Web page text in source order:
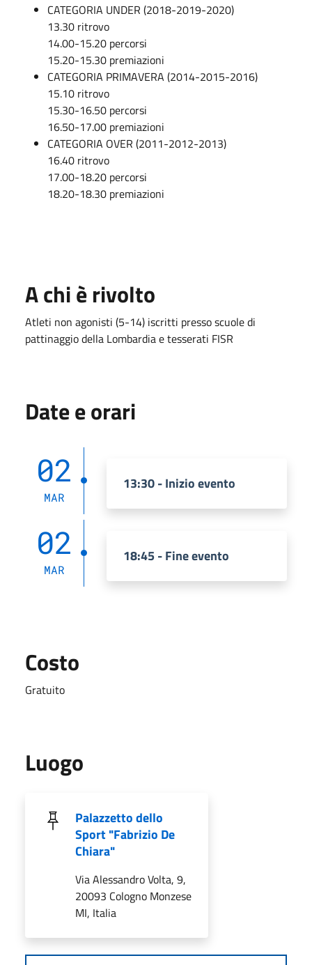
CATEGORIA UNDER (2018-2019-2020)
13.30 ritrovo
14.00-15.20 percorsi
15.20-15.30 premiazioni
CATEGORIA PRIMAVERA (2014-2015-2016)
15.10 ritrovo
15.30-16.50 percorsi
16.50-17.00 premiazioni
CATEGORIA OVER (2011-2012-2013)
16.40 ritrovo
17.00-18.20 percorsi
18.20-18.30 premiazioni
A chi è rivolto
Atleti non agonisti (5-14) iscritti presso scuole di
pattinaggio della Lombardia e tesserati FISR
Date e orari
02
MAR
13:30 - Inizio evento
02
MAR
18:45 - Fine evento
Costo
Gratuito
Luogo
Palazzetto dello
Sport "Fabrizio De
Chiara"
Via Alessandro Volta, 9,
20093 Cologno Monzese
MI, Italia